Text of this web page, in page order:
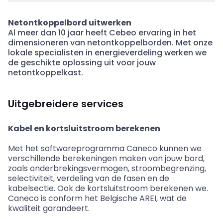
Netontkoppelbord uitwerken
Al meer dan 10 jaar heeft Cebeo ervaring in het
dimensioneren van netontkoppelborden. Met onze
lokale specialisten in energieverdeling werken we
de geschikte oplossing uit voor jouw
netontkoppelkast.
Uitgebreidere services
Kabel en kortsluitstroom berekenen
Met het softwareprogrammaCaneco kunnen we
verschillende berekeningen maken van jouw bord,
zoals onderbrekingsvermogen, stroombegrenzing,
selectiviteit, verdeling van de fasen en de
kabelsectie. Ook de kortsluitstroom berekenen we.
Caneco is conform het Belgische AREI, wat de
kwaliteit garandeert.